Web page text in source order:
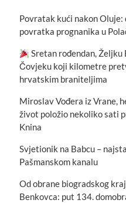
Povratak kući nakon
povratka prognanika u
Sretan rođendan, Željku
Čovjeku koji kilometre
hrvatskim braniteljima
Miroslav Vođera iz Vrane,
život položio nekoliko sati
Knina
Svjetionik na Babcu –
Pašmanskom kanalu
Od obrane biogradskog
Benkovca: put 134.